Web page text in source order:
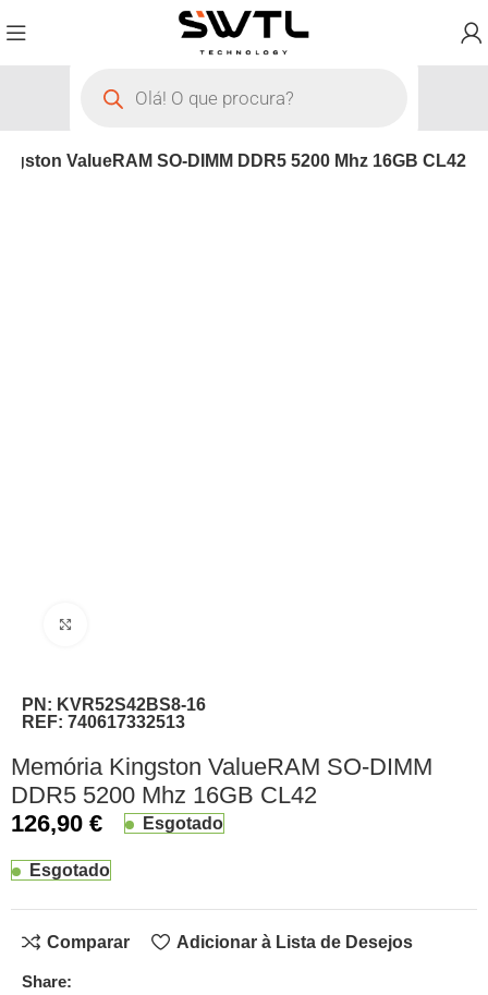
ValueRAM SO-DIMM DDR5 5200 Mhz 16GB CL42
PN: KVR52S42BS8-16
REF:740617332513
Memória Kingston ValueRAM SO-DIMM
DDR5 5200 Mhz 16GB CL42
126,90€ Esgotado
Esgotado
Comparar Adicionar à Lista de Desejos
Share: